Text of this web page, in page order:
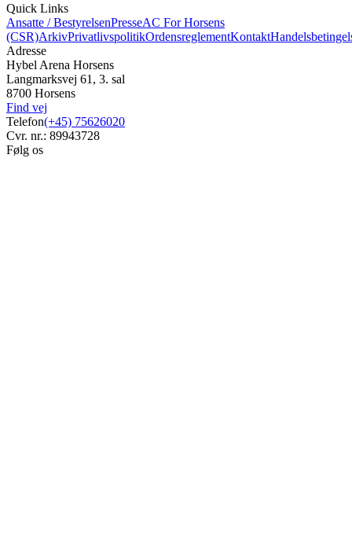
Quick Links
Ansatte / BestyrelsenPresseAC For Horsens
(CSR)ArkivPrivatlivspolitikOrdensreglementKontakt
Adresse
Hybel Arena Horsens
Langmarksvej 61, 3. sal
8700 Horsens
Find vej
Telefon(+45) 75626020
Cvr. nr.: 89943728
Følg os